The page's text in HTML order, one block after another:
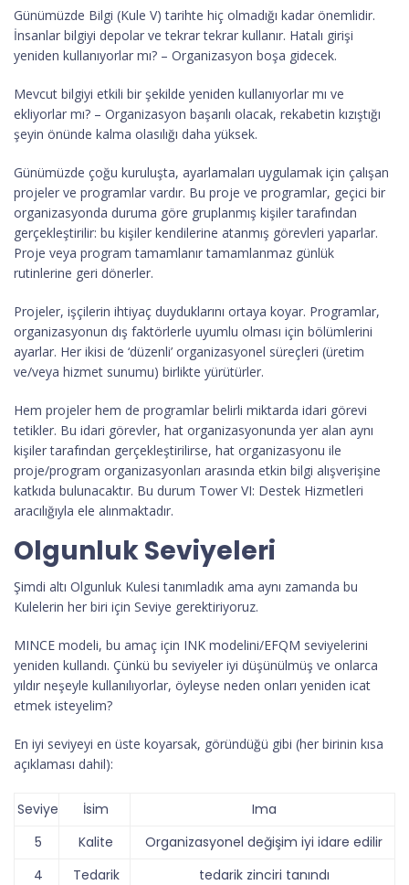
Günümüzde Bilgi (Kule V) tarihte hiç olmadığı kadar önemlidir.
İnsanlar bilgiyi depolar ve tekrar tekrar kullanır. Hatalı girişi
yeniden kullanıyorlar mı? – Organizasyon boşa gidecek.
Mevcut bilgiyi etkili bir şekilde yeniden kullanıyorlar mı ve
ekliyorlar mı? – Organizasyon başarılı olacak, rekabetin kızıştığı
şeyin önünde kalma olasılığı daha yüksek.
Günümüzde çoğu kuruluşta, ayarlamaları uygulamak için çalışan
projeler ve programlar vardır. Bu proje ve programlar, geçici bir
organizasyonda duruma göre gruplanmış kişiler tarafından
gerçekleştirilir: bu kişiler kendilerine atanmış görevleri yaparlar.
Proje veya program tamamlanır tamamlanmaz günlük
rutinlerine geri dönerler.
Projeler, işçilerin ihtiyaç duyduklarını ortaya koyar. Programlar,
organizasyonun dış faktörlerle uyumlu olması için bölümlerini
ayarlar. Her ikisi de ‘düzenli’ organizasyonel süreçleri (üretim
ve/veya hizmet sunumu) birlikte yürütürler.
Hem projeler hem de programlar belirli miktarda idari görevi
tetikler. Bu idari görevler, hat organizasyonunda yer alan aynı
kişiler tarafından gerçekleştirilirse, hat organizasyonu ile
proje/program organizasyonları arasında etkin bilgi alışverişine
katkıda bulunacaktır. Bu durum Tower VI: Destek Hizmetleri
aracılığıyla ele alınmaktadır.
Olgunluk Seviyeleri
Şimdi altı Olgunluk Kulesi tanımladık ama aynı zamanda bu
Kulelerin her biri için Seviye gerektiriyoruz.
MINCE modeli, bu amaç için INK modelini/EFQM seviyelerini
yeniden kullandı. Çünkü bu seviyeler iyi düşünülmüş ve onlarca
yıldır neşeyle kullanılıyorlar, öyleyse neden onları yeniden icat
etmek isteyelim?
En iyi seviyeyi en üste koyarsak, göründüğü gibi (her birinin kısa
açıklaması dahil):
Seviye İsim
Ima
5
Kalite
Organizasyonel değişim iyi idare edilir
4
Tedarik
tedarik zinciri tanındı